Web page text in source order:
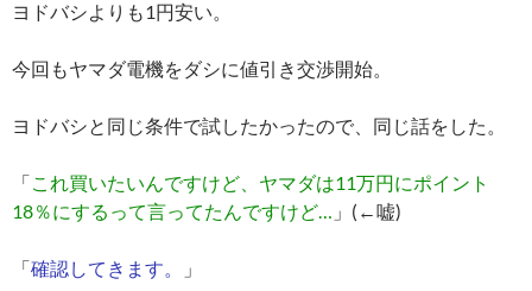
ヨドバシよりも1円安い。
今回もヤマダ電機をダシに値引き交渉開始。
ヨドバシと同じ条件で試したかったので、同じ話をした。
「これ買いたいんですけど、ヤマダは11万円にポイント
18％にするって言ってたんですけど… 」(←嘘)
「確認してきます。 」